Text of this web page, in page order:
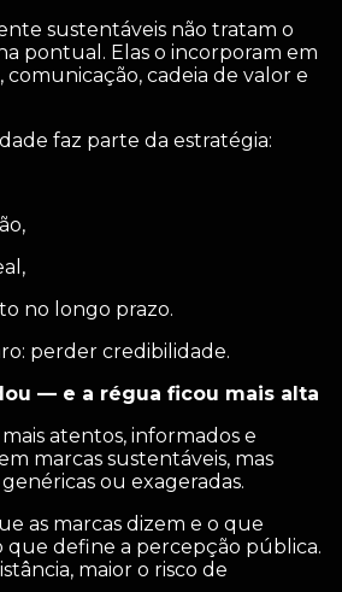
sustentáveis não tratam o
pontual. Elas o incorporam em
cadeia de valor e
faz parte da estratégia:
no longo prazo.
perder credibilidade.
— e a régua ficou mais alta
atentos, informados e
marcas sustentáveis, mas
ou exageradas.
as marcas dizem e o que
que define a percepção pública.
maior o risco de